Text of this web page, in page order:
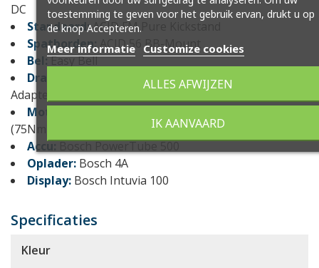
DC
Standaard:ACID FM Pure Kickstand
Spatborden:ACID 56 BB-Mount
Bel:Easy Bell
Drager:
ACID Semi-Integrated Carrier, ACID RILink
Adapter Compatible
Motor:
(75Nm) Cruise (250Watt), Smart System
Accu:Bosch PowerTube 500
Oplader: Bosch 4A
Display: Bosch Intuvia 100
Specificaties
Kleur
toestemming te geven voor het gebruik ervan, drukt u op
de knop Accepteren.
Meer informatie Customize cookies
ALLES AFWIJZEN
IK AANVAARD